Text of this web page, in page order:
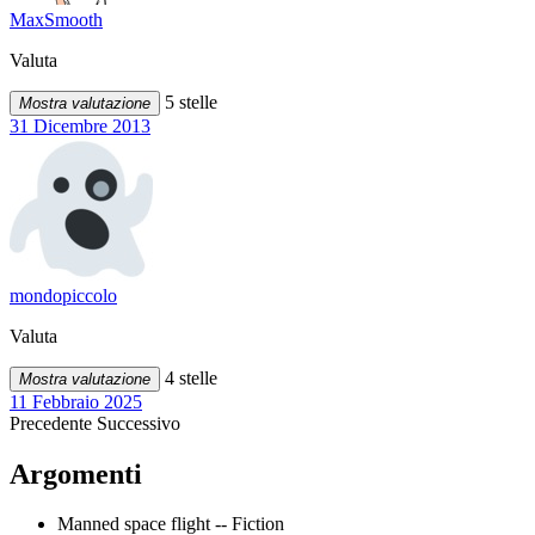
MaxSmooth
Valuta
Mostra valutazione
5 stelle
31 Dicembre 2013
mondopiccolo
Valuta
Mostra valutazione
4 stelle
11 Febbraio 2025
Precedente Successivo
Argomenti
Manned space flight -- Fiction